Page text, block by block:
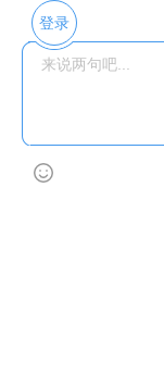
登录